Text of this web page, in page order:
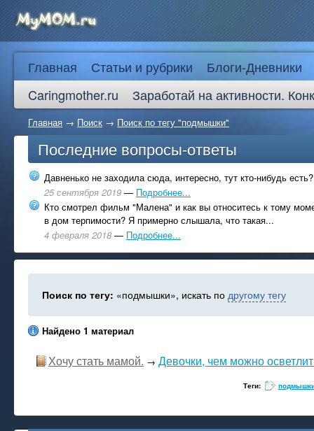
Главная Статьи и рубрики
Блоги-Дневники
Caringmother.ru
Заработай на активности.
Главная → Поиск → Поиск по тегу "подмышки"
Последние вопросы-ответы
Давненько не заходила сюда, интересно, тут кто-нибудь есть?
25 сентября 2019 — Подробнее...
Кто смотрел фильм "Малена" и как вы относитесь к тому
в дом терпимости? Я примерно слышала, что такая...
4 февраля 2018 — Подробнее...
Поиск по тегу: «подмышки», искать по другому тегу
Найдено 1 материал
Хочу стать мамой. → Девочки, чем можно
Теги: